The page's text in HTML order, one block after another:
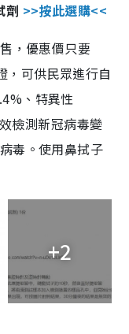
劑 >>按此選購<<
，優惠價只要
，可供民眾進行自
、特異性
檢測新冠病毒變
毒。使用鼻拭子
+2